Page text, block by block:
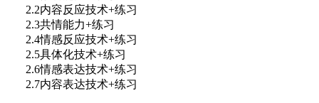
2.2内容反应技术+练习
2.3共情能力+练习
2.4情感反应技术+练习
2.5具体化技术+练习
2.6情感表达技术+练习
2.7内容表达技术+练习